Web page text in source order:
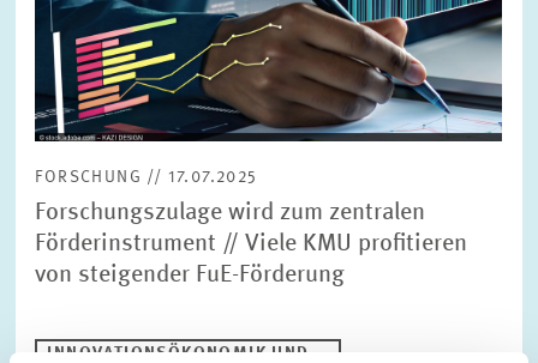
FORSCHUNG // 17.07.2025
Forschungszulage wird zum zentralen
Förderinstrument // Viele KMU profitieren
von steigender FuE-Förderung
INNOVATIONSÖKONOMIK UND...